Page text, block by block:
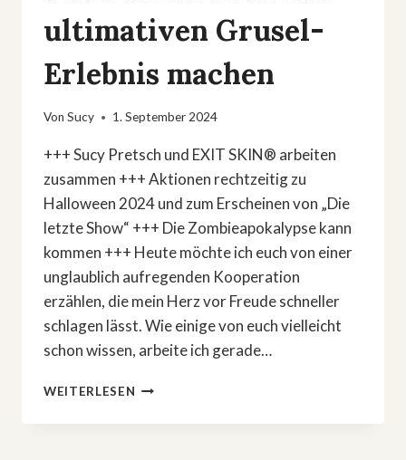
ultimativen Grusel-
Erlebnis machen
Von Sucy 1. September 2024
+++ Sucy Pretsch und EXIT SKIN® arbeiten
zusammen +++ Aktionen rechtzeitig zu
Halloween 2024 und zum Erscheinen von „Die
letzte Show“ +++ Die Zombieapokalypse kann
kommen +++ Heute möchte ich euch von einer
unglaublich aufregenden Kooperation
erzählen, die mein Herz vor Freude schneller
schlagen lässt. Wie einige von euch vielleicht
schon wissen, arbeite ich gerade…
WEITERLESEN WIE
HORRORROMAN